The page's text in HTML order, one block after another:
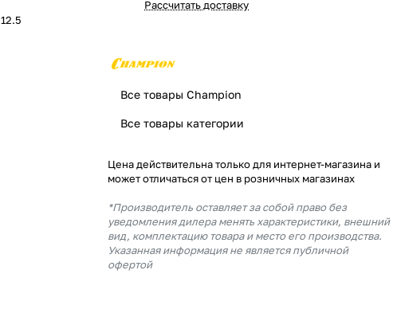
12.5
Рассчитать доставку
Все товары Champion
Все товары категории
Цена действительна только для интернет-магазина и
может отличаться от цен в розничных магазинах
*Производитель оставляет за собой право без
уведомления дилера менять характеристики, внешний
вид, комплектацию товара и место его производства.
Указанная информация не является публичной
офертой